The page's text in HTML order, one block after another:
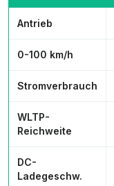
Antrieb
0-100 km/h
Stromverbrauch
WLTP-
Reichweite
DC-
Ladegeschw.